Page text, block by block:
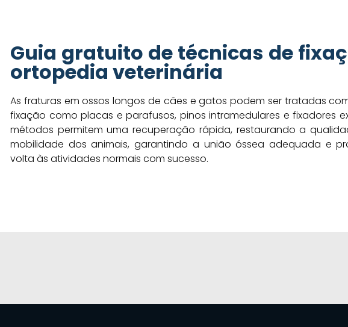
Guia gratuito de técnicas de
ortopedia veterinária
As fraturas em ossos longos de cães e gatos podem ser tratadas
fixação como placas e parafusos, pinos intramedulares e fixadores
métodos permitem uma recuperação rápida, restaurando a
mobilidade dos animais, garantindo a união óssea adequada e
volta às atividades normais com sucesso.